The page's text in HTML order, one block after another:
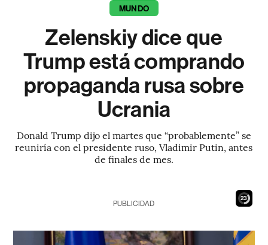
MUNDO
Zelenskiy dice que
Trump está comprando
propaganda rusa sobre
Ucrania
Donald Trump dijo el martes que “probablemente” se
reuniría con el presidente ruso, Vladimir Putin, antes
de finales de mes.
22
PUBLICIDAD